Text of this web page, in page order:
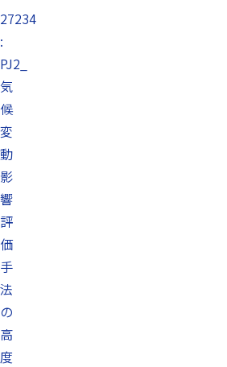
27234
:
PJ2_
気
候
変
動
影
響
評
価
手
法
の
高
度